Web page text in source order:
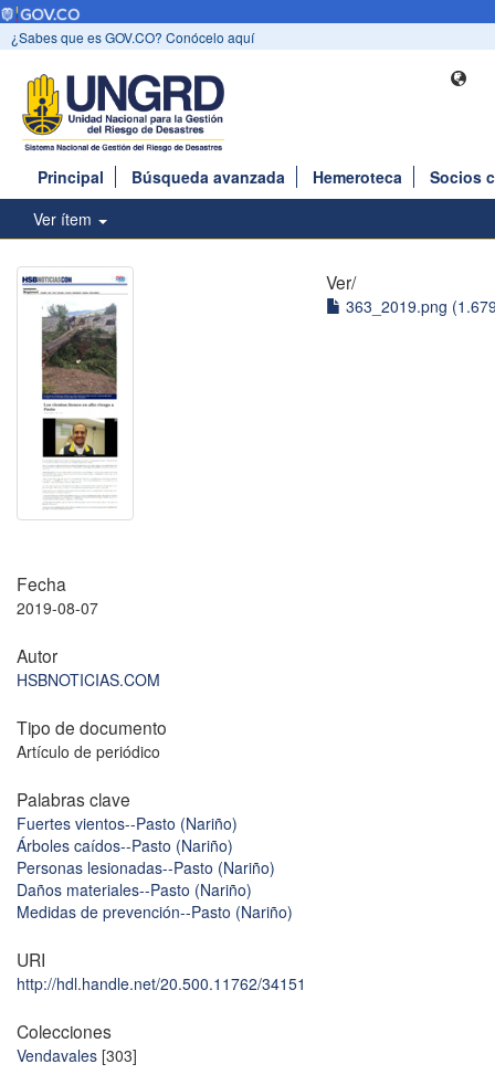
¿Sabes que es GOV.CO? Conócelo aquí
Principal Búsqueda avanzada Hemeroteca
Socios
Ver ítem
Ver/
363_2019.png
Fecha
2019-08-07
Autor
HSBNOTICIAS.COM
Tipo de documento
Artículo de periódico
Palabras clave
Fuertes vientos--Pasto (Nariño)
Árboles caídos--Pasto (Nariño)
Personas lesionadas--Pasto (Nariño)
Daños materiales--Pasto (Nariño)
Medidas de prevención--Pasto (Nariño)
URI
http://hdl.handle.net/20.500.11762/34151
Colecciones
Vendavales [303]